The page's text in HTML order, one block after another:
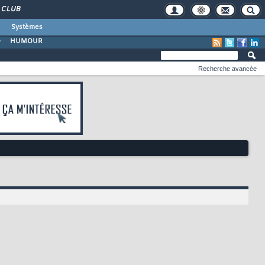
CLUB
Systèmes
HUMOUR
Recherche avancée